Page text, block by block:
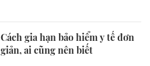
Cách gia hạn bảo hiểm y tế đơn
giản, ai cũng nên biết